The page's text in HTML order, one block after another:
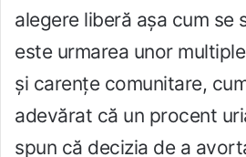
alegere liberă așa cum se
este urmarea unor
și carențe comunitare,
adevărat că un procent
spun că decizia de a